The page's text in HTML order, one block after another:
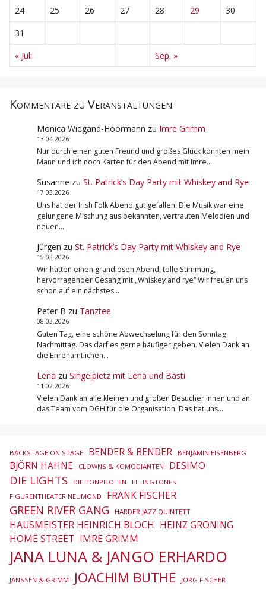
24 25 26 27 28 29
30
31
« Juli
Sep. »
Kommentare zu Veranstaltungen
Monica Wiegand-Hoormann zu Imre Grimm
13.04.2026
Nur durch einen guten Freund und großes Glück konnten mein
Mann und ich noch Karten für den Abend mit Imre…
Susanne zu St. Patrick’s Day Party mit Whiskey and Rye
17.03.2026
Uns hat der Irish Folk Abend gut gefallen. Die Musik war eine
gelungene Mischung aus bekannten, vertrauten Melodien und
neuen…
Jürgen zu St. Patrick’s Day Party mit Whiskey and Rye
15.03.2026
Wir hatten einen grandiosen Abend, tolle Stimmung,
hervorragender Gesang mit „Whiskey and rye“ Wir freuen uns
schon auf ein nächstes…
Peter B zu Tanztee
08.03.2026
Guten Tag, eine schöne Abwechselung für den Sonntag
Nachmittag. Das darf es gerne häufiger geben. Vielen Dank an
die Ehrenamtlichen…
Lena zu Singelpietz mit Lena und Basti
11.02.2026
Vielen Dank an alle kleinen und großen Besucher:innen und an
das Team vom DGH für die Organisation. Das hat uns…
BACKSTAGE ON STAGE BENDER & BENDER BENJAMIN EISENBERG
BJÖRN HAHNE CLOWNS & KOMÖDIANTEN DESIMO
DIE LIGHTS DIE TONPILOTEN
ELLINGTONES
FIGURENTHEATER NEUMOND
FRANK FISCHER
GREEN RIVER GANG HARDER JAZZ QUINTETT
HAUSMEISTER HEINRICH BLOCH HEINZ GRÖNING
HOME STREET IMRE GRIMM
JANA LUNA & JANGO ERHARDO
JANSSEN & GRIMM JOACHIM BUTHE
JÖRG FISCHER